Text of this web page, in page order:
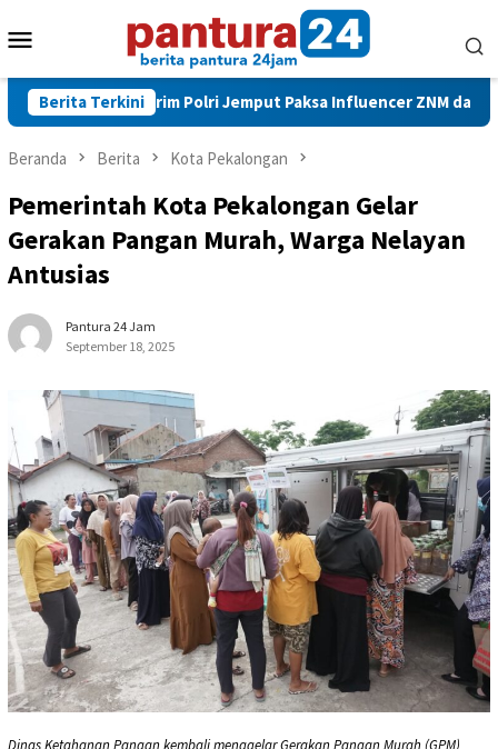
ke
Mobile
Berita Terkini
Bareskrim Polri Jemput Paksa Influencer ZNM dan YouTuber
Beranda Berita Kota Pekalongan
Pemerintah Kota Pekalongan Gelar
Gerakan Pangan Murah, Warga Nelayan
Antusias
Pantura 24 Jam
September 18, 2025
Dinas Ketahanan Pangan kembali menggelar Gerakan Pangan Murah (GPM)